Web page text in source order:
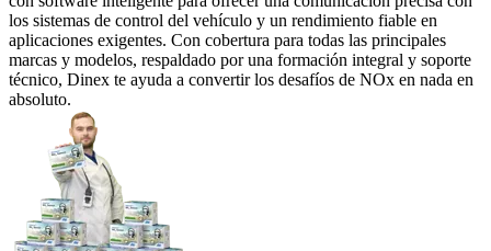
los sistemas de control del vehículo y un rendimiento fiable en
aplicaciones exigentes. Con cobertura para todas las principales
marcas y modelos, respaldado por una formación integral y soporte
técnico, Dinex te ayuda a convertir los desafíos de NOx en nada en
absoluto.